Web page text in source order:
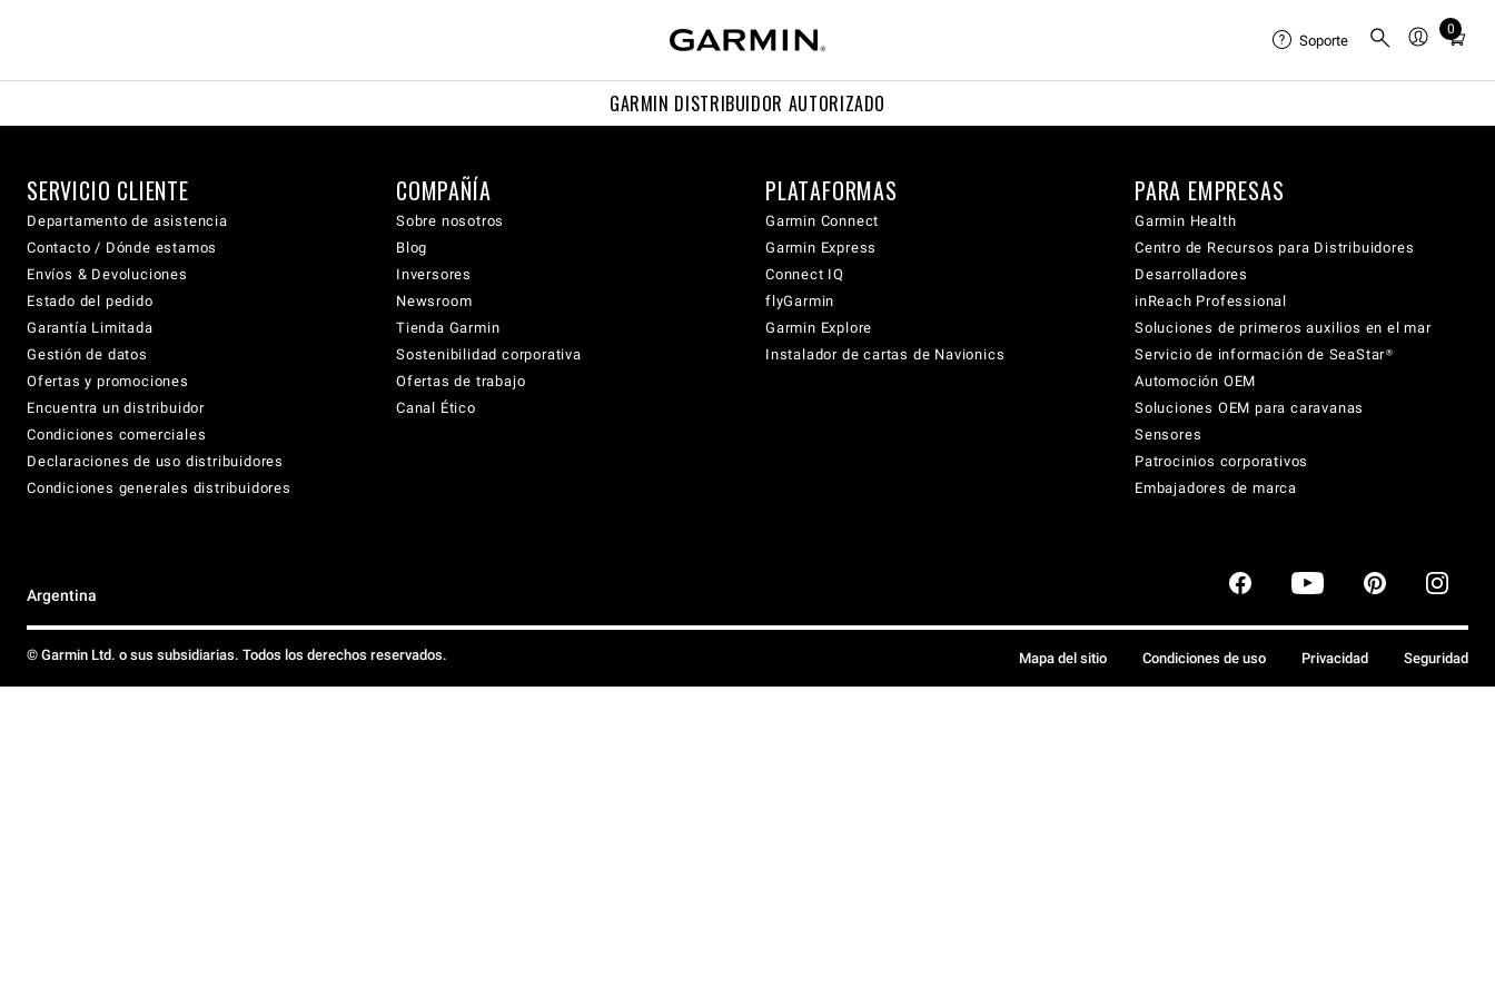
GARMIN DISTRIBUIDOR AUTORIZADO
Soporte
0
Total
cart:
SERVICIO CLIENTE
Departamento de asistencia
Contacto / Dónde estamos
Envíos & Devoluciones
Estado del pedido
Garantía Limitada
Gestión de datos
Ofertas y promociones
Encuentra un distribuidor
Condiciones comerciales
Declaraciones de uso distribuidores
Condiciones generales distribuidores
COMPAÑÍA
Sobre nosotros
Blog
Inversores
Newsroom
Tienda Garmin
Sostenibilidad corporativa
Ofertas de trabajo
Canal Ético
PLATAFORMAS
Garmin Connect
Garmin Express
Connect IQ
flyGarmin
Garmin Explore
Instalador de cartas de Navionics
PARA EMPRESAS
Garmin Health
Centro de Recursos para Distribuidores
Desarrolladores
inReach Professional
Soluciones de primeros auxilios en el mar
Servicio de información de SeaStar®
Automoción OEM
Soluciones OEM para caravanas
Sensores
Patrocinios corporativos
Embajadores de marca
Argentina
© Garmin Ltd. o sus subsidiarias. Todos los derechos reservados. Mapa del sitio Condiciones de uso Privacidad Seguridad